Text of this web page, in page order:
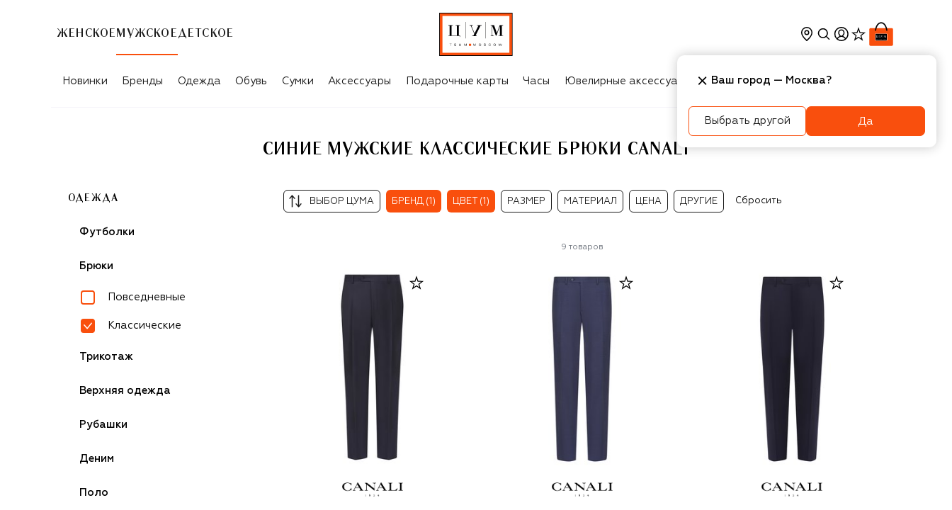
ЖЕНСКОЕ МУЖСКОЕ ДЕТСКОЕ
СИНИЕ МУЖСКИЕ КЛАССИЧЕСКИЕ БРЮКИ CANALI
Новинки Бренды Одежда Обувь Сумки Аксессуары Подарочные карты Часы Ювелирные аксессуары Косметика Интерьер
СИНИЕ МУЖСКИЕ КЛАССИЧЕСКИЕ БРЮКИ CANALI
ОДЕЖДА
Футболки
Брюки
Повседневные
Классические
Трикотаж
Верхняя одежда
Рубашки
Деним
Поло
ВЫБОР ЦУМА БРЕНД (1) ЦВЕТ (1) РАЗМЕР МАТЕРИАЛ ЦЕНА ДРУГИЕ Сбросить
9 товаров
Ваш город — Москва?
Выбрать другой Да